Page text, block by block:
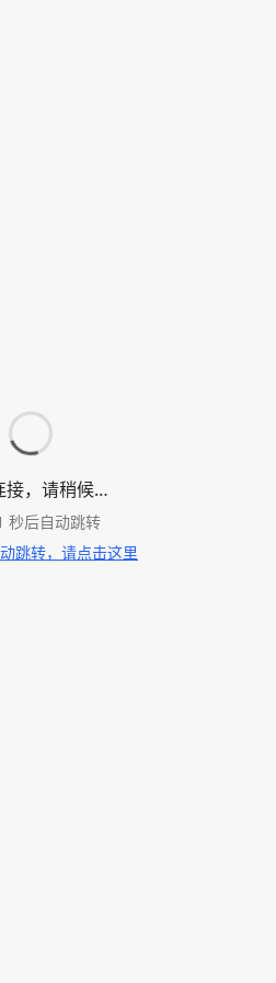
接，请稍候…
秒后自动跳转
跳转，请点击这里